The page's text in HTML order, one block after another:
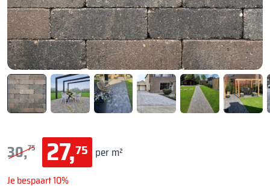
30,75 27,75 per m²
Je bespaart 10%